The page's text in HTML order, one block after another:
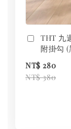
THT 九
附掛勾 (
NT$ 280
NT$ 380